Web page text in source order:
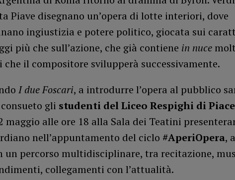
Piave disegnano un’opera di lotte interiori, dove
ingiustizia e potere politico, giocata sui
più che sull’azione, che già contiene in nuce
che il compositore svilupperà successivamente.
I due Foscari, a introdurre l’opera al pubblico
gli studenti del Liceo Respighi di
maggio alle ore 18 alla Sala dei Teatini
nell’appuntamento del ciclo #AperiOpera,
un percorso multidisciplinare, tra recitazione,
collegamenti con l’attualità.